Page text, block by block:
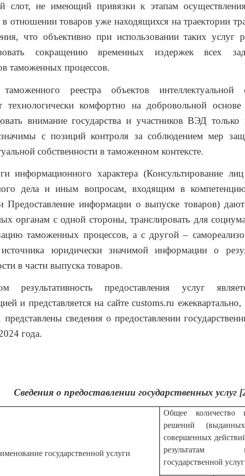
слот, не имеющий привязки к этапам
отношении товаров уже находящихся на траектории
что объективно при использовании таких услуг
сокращению временных издержек всех
таможенных процессов.
реестра объектов интеллектуальной
технологически комфортно на добровольной основе
внимание государства и участников ВЭД
с позиций контроля за соблюдением мер
собственности в таможенном контексте.
информационного характера (Консультирование
дела и иным вопросам, входящим в
Предоставление информации о выпуске товаров)
органам с одной стороны, транслировать для
таможенных процессов, а с другой –
источника юридически значимой информации о
в части выпуска товаров.
результативность предоставления услуг
и представляется на сайтеcustoms.ru
представлены сведения о предоставлении
года.
Сведения о предоставлении государственных услуг
государственной услуги
Общее количество
решений
совершенных
результатам
государственной